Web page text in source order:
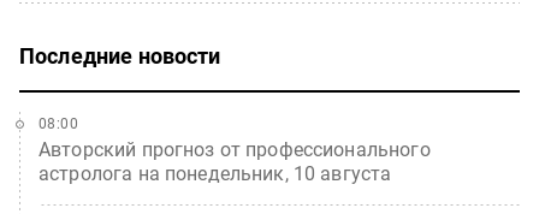
Последние новости
Авторский прогноз от профессионального
астролога на понедельник, 10 августа
08:00